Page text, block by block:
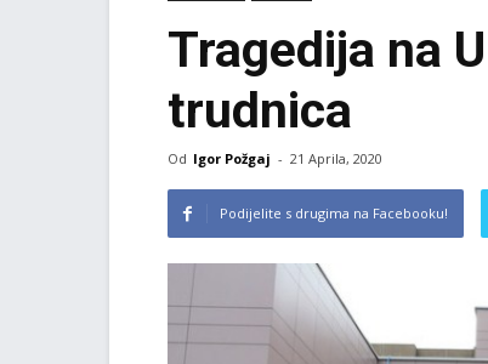
Tragedija na
trudnica
Od Igor Požgaj - 21 Aprila, 2020
Podijelite s drugima na Facebooku!